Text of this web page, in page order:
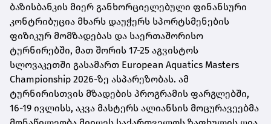
ბაზისბანკის მიერ განხორციელებული ფინანსური
კონტრიბუცია მხარს დაუჭერს სპორტსმენების
ფიზიკურ მომზადებას და საერთაშორისო
ტურნირებში, მათ შორის 17-25 აგვისტოს
სლოვაკეთში გასამართ European Aquatics Masters
Championship 2026-ზე ასპარეზობას. ამ
ტურნირისთვის მზადების პროგრამის ფარგლებში,
16-19 ივლისს, აკვა მასტერს ალიანსის მოცურავეებმა